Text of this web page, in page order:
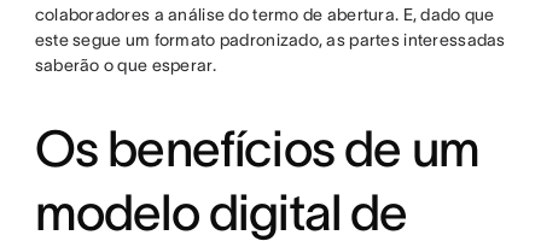
colaboradores a análise do termo de abertura. E, dado que
este segue um formato padronizado, as partes interessadas
saberão o que esperar.
Os benefícios de um
modelo digital de